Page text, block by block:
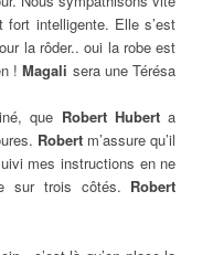
intelligente. Elle s’est
la rôder.. oui la robe est
!Magali sera une Térésa
que Robert Hubert a
Robert m’assure qu’il
mes instructions en ne
sur trois côtés. Robert